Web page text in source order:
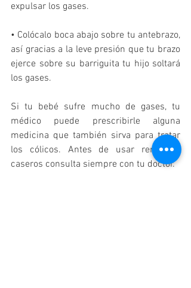
expulsar los gases.
• Colócalo boca abajo sobre tu antebrazo,
así gracias a la leve presión que tu brazo
ejerce sobre su barriguita tu hijo soltará
los gases.
Si tu bebé sufre mucho de gases, tu
médico puede prescribirle alguna
medicina que también sirva para tratar
los cólicos. Antes de usar remedios
caseros consulta siempre con tu doctor.